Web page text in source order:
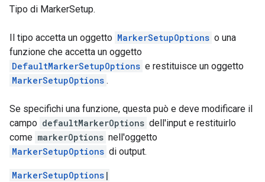
Tipo di MarkerSetup.
Il tipo accetta un oggetto MarkerSetupOptions o una
funzione che accetta un oggetto
DefaultMarkerSetupOptions e restituisce un oggetto
MarkerSetupOptions .
Se specifichi una funzione, questa può e deve modificare il
campo defaultMarkerOptions dell'input e restituirlo
come markerOptions nell'oggetto
MarkerSetupOptions di output.
MarkerSetupOptions |